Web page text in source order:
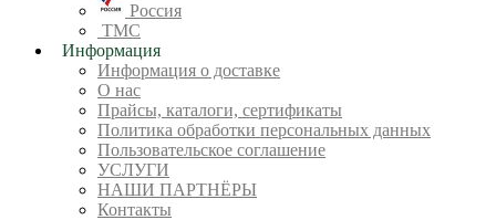
Россия
ТМС
Информация
Информация о доставке
О нас
Прайсы, каталоги, сертификаты
Политика обработки персональных данных
Пользовательское соглашение
УСЛУГИ
НАШИ ПАРТНЁРЫ
Контакты